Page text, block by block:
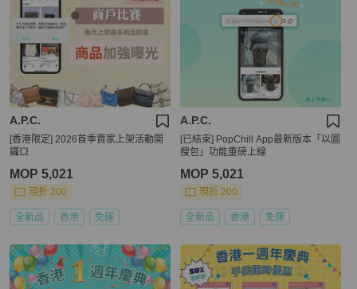
A.P.C.
[香港限定] 2026首季賣家上架活動開
鑼💥
MOP 5,021
現折 200
全新品 香港 免運
A.P.C.
[已結束] PopChill App最新版本「以圖
搜包」功能重磅上線
MOP 5,021
現折 200
全新品 香港 免運